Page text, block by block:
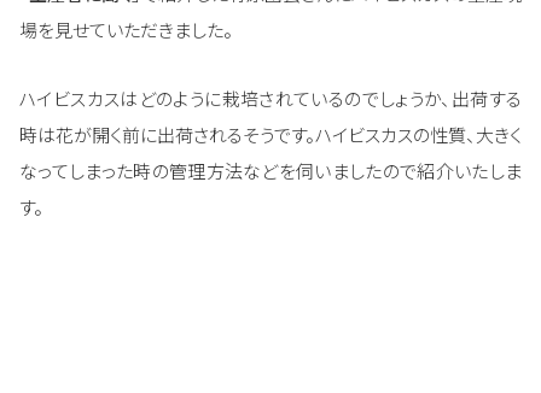
場を見せていただきました。
ハイビスカスはどのように栽培されているのでしょうか、出荷する
時は花が開く前に出荷されるそうです。ハイビスカスの性質、大きく
なってしまった時の管理方法などを伺いましたので紹介いたしま
す。